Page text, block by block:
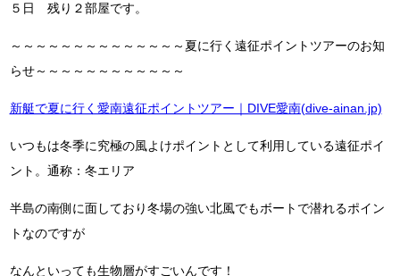
５日 残り２部屋です。
～～～～～～～～～～～～～～夏に行く遠征ポイントツアーのお知
らせ～～～～～～～～～～～～
新艇で夏に行く愛南遠征ポイントツアー｜DIVE愛南(dive-ainan.jp)
いつもは冬季に究極の風よけポイントとして利用している遠征ポイ
ント。通称：冬エリア
半島の南側に面しており冬場の強い北風でもボートで潜れるポイン
トなのですが
なんといっても生物層がすごいんです！